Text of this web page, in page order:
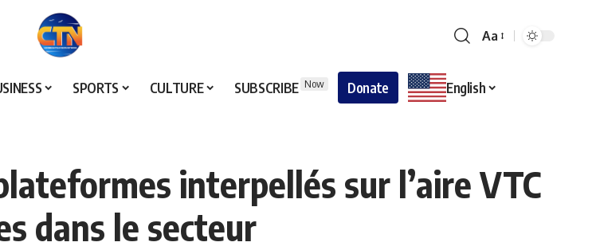
Aa
SPORTS CULTURE SUBSCRIBE Now Donate English
interpellés sur l’aire VTC
dans le secteur